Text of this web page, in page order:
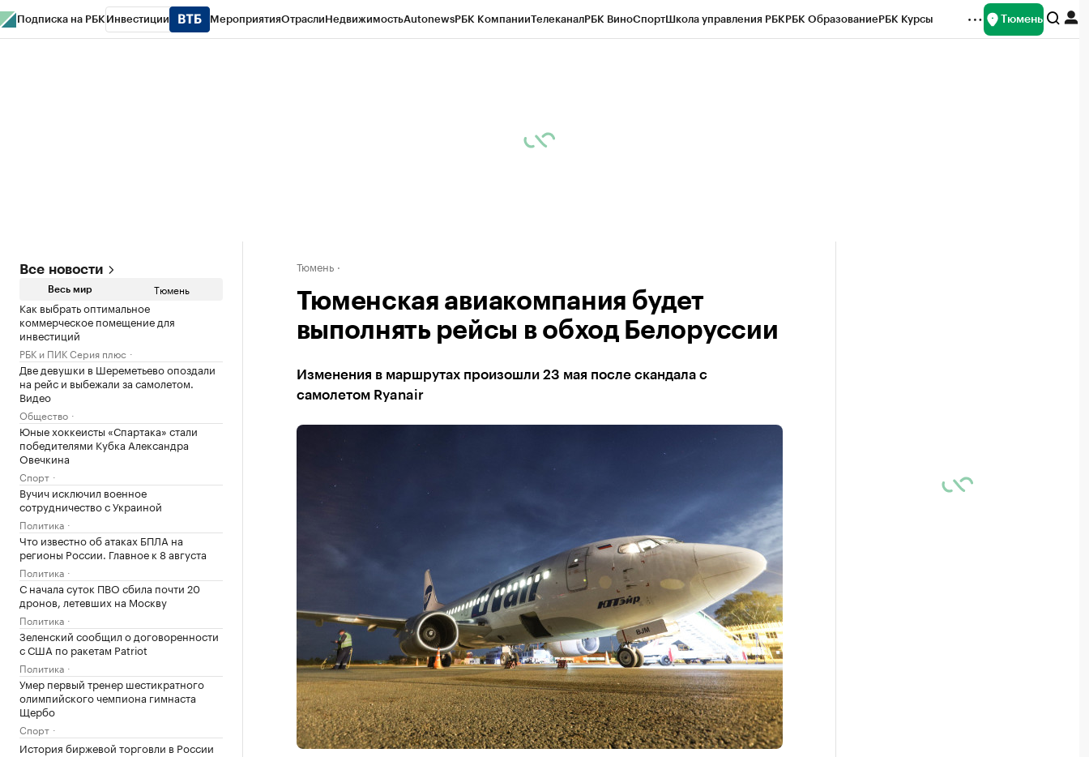
Подписка на РБК Инвестиции МероприятияОтраслиНедвижимостьAutonewsРБК КомпанииТелеканалРБК ВиноСпортШкола управления РБКРБК ОбразованиеРБК Курсы Тюмень
Все новости
Весь мир Тюмень
Как выбрать оптимальное
коммерческое помещение для
инвестиций
РБК и ПИК Серия плюс
Две девушки в Шереметьево опоздали
на рейс и выбежали за самолетом.
Видео
Общество
Юные хоккеисты «Спартака» стали
победителями Кубка Александра
Овечкина
Спорт
Вучич исключил военное
сотрудничество с Украиной
Политика
Что известно об атаках БПЛА на
регионы России. Главное к 8 августа
Политика
С начала суток ПВО сбила почти 20
дронов, летевших на Москву
Политика
Зеленский сообщил о договоренности
с США по ракетам Patriot
Политика
Умер первый тренер шестикратного
олимпийского чемпиона гимнаста
Щербо
Спорт
История биржевой торговли в России
Тюмень
Тюменская авиакомпания будет
выполнять рейсы в обход Белоруссии
Изменения в маршрутах произошли 23 мая после скандала с
самолетом Ryanair